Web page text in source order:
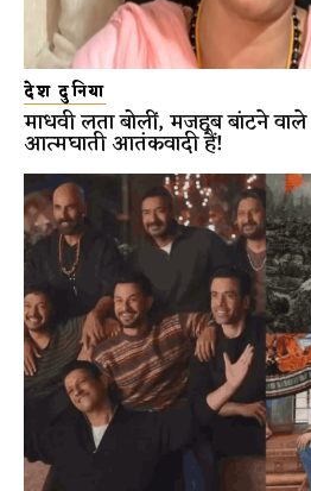
देश दुनिया
माधवी लता बोलीं, मजहब बांटने
आत्मघाती आतंकवादी हैं!